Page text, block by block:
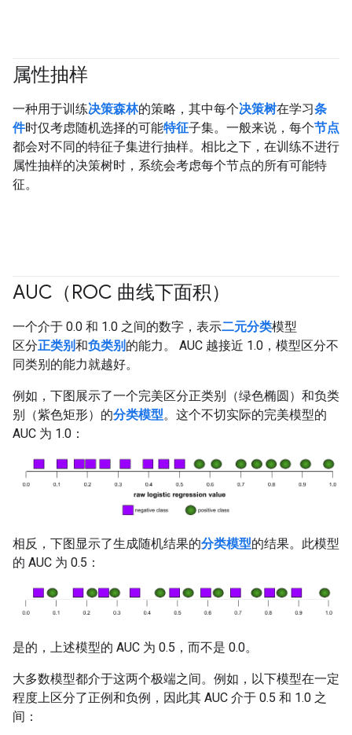
属性抽样
一种用于训练决策森林的策略，其中每个决策树在学习条
件时仅考虑随机选择的可能特征子集。一般来说，每个节点
都会对不同的特征子集进行抽样。相比之下，在训练不进行
属性抽样的决策树时，系统会考虑每个节点的所有可能特
征。
AUC（ROC 曲线下面积）
一个介于 0.0 和 1.0 之间的数字，表示二元分类模型
区分正类别和负类别 的能力。 AUC 越接近 1.0，模型区分不
同类别的能力就越好。
例如，下图展示了一个完美区分正类别（绿色椭圆）和负类
别（紫色矩形）的分类模型。这个不切实际的完美模型的
AUC 为 1.0：
相反，下图显示了生成随机结果的分类模型的结果。此模型
的 AUC 为 0.5：
是的，上述模型的 AUC 为 0.5，而不是 0.0。
大多数模型都介于这两个极端之间。例如，以下模型在一定
程度上区分了正例和负例，因此其 AUC 介于 0.5 和 1.0 之
间：